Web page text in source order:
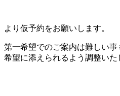
より仮予約をお願いします。
第一希望でのご案内は難しい
希望に添えられるよう調整いた